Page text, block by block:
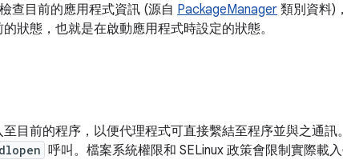
查目前的應用程式資訊 (源自 PackageManager 類別資料)
狀態，也就是在啟動應用程式時設定的狀態。
目前的程序，以便代理程式可直接繫結至程序並與之通訊
dlopen 呼叫。檔案系統權限和 SELinux 政策會限制實際載入